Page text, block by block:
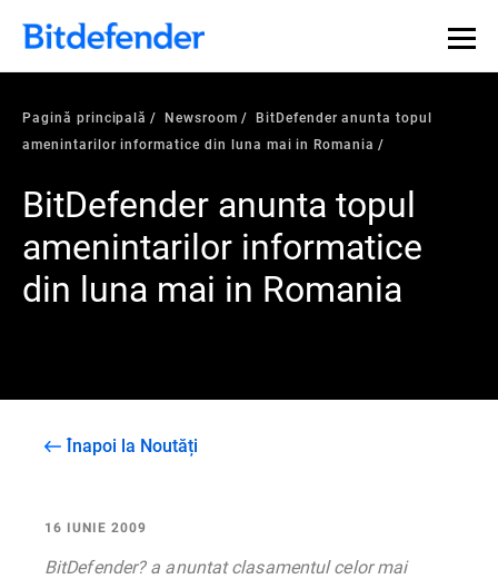
Pagină principală Newsroom
BitDefender anunta topul
amenintarilor informatice din luna mai in Romania
BitDefender anunta topul
amenintarilor informatice
din luna mai in Romania
Înapoi la Noutăți
16 IUNIE 2009
BitDefender? a anuntat clasamentul celor mai